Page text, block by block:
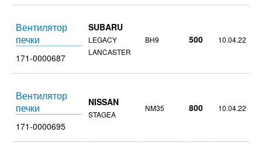
Вентилятор
печки
171-0000687
SUBARU
LEGACY
LANCASTER
BH9 500 10.04.22
Вентилятор
печки
171-0000695
NISSAN
STAGEA
NM35 800 10.04.22